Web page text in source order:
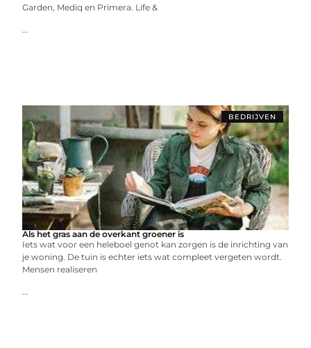
Garden, Mediq en Primera. Life &
...
BEDRIJVEN
Als het gras aan de overkant groener is
Iets wat voor een heleboel genot kan zorgen is de inrichting van
je woning. De tuin is echter iets wat compleet vergeten wordt.
Mensen realiseren
...